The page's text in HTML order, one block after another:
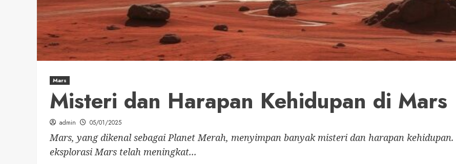
Mars
Misteri dan Harapan Kehidupan di Mars
admin 05/01/2025
Mars, yang dikenal sebagai Planet Merah, menyimpan banyak misteri dan harapan
eksplorasi Mars telah meningkat...